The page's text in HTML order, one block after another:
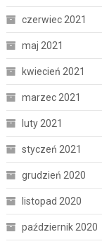
czerwiec 2021
maj 2021
kwiecień 2021
marzec 2021
luty 2021
styczeń 2021
grudzień 2020
listopad 2020
październik 2020